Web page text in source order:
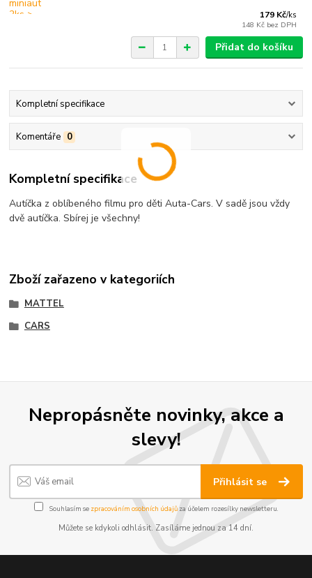
179 Kč/ks
148 Kč bez DPH
Přidat do košíku
Kompletní specifikace
Komentáře 0
Kompletní specifikace
Autíčka z oblíbeného filmu pro děti Auta-Cars. V sadě jsou vždy
dvě autíčka. Sbírej je všechny!
Zboží zařazeno v kategoriích
MATTEL
CARS
Nepropásněte novinky, akce a
slevy!
Přihlásit se
Souhlasím se zpracováním osobních údajůza účelem rozesílky newsletteru.
Můžete se kdykoli odhlásit. Zasíláme jednou za 14 dní.